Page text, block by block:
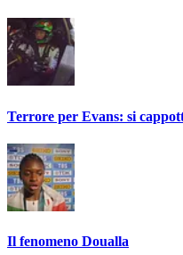
Terrore per Evans: si
Il fenomeno Doualla